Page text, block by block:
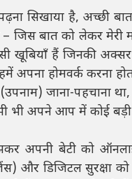
सिखाया है, अच्छी
जिस बात को लेकर मेरी
खूबियाँ हैं जिनकी
अपना होमवर्क करना
(उपनाम) जाना-
भी अपने आप में कोई बड़ी
अपनी बेटी को
और डिजिटल सुरक्षा